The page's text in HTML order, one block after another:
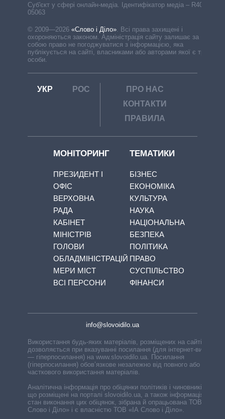
Cуб'єкт у сфері онлайн-медіа. Ідентифікатор медіа – R40-
05063
© 2009—2026 «Слово і Діло»
Всі права захищені і
охороняються законом. Адміністрація сайту залишає за
собою право не погоджуватися з інформацією, яка
публікується на сайті, власниками або авторами якої є треті
особи.
УКР РОС
ПРО НАС
КОНТАКТИ
ПРАВИЛА
МОНІТОРИНГ
ПРЕЗИДЕНТ І
ОФІС
ВЕРХОВНА
РАДА
КАБІНЕТ
МІНІСТРІВ
ГОЛОВИ
ОБЛАДМІНІСТРАЦІЙ
МЕРИ МІСТ
ВСІ ПЕРСОНИ
ТЕМАТИКИ
БІЗНЕС
ЕКОНОМІКА
КУЛЬТУРА
НАУКА
НАЦІОНАЛЬНА
БЕЗПЕКА
ПОЛІТИКА
ПРАВО
СУСПІЛЬСТВО
ФІНАНСИ
info@slovoidilo.ua
Використання будь-яких матеріалів, розміщених на сайті,
дозволяється при вказуванні посилання (для інтернет-видань
— гіперпосилання) на www.slovoidilo.ua. Посилання
(гіперпосилання) обов’язкове незалежно від повного або
часткового використання матеріалів.
Аналітична інформація про обіцянки політиків і чиновників,
що розміщені на порталі slovoidilo.ua, а також інформація про
стан виконання цих обіцянок, зібрана й опрацьована ТОВ «ІА
Слово і Діло» і є власністю ТОВ «ІА Слово і Діло».